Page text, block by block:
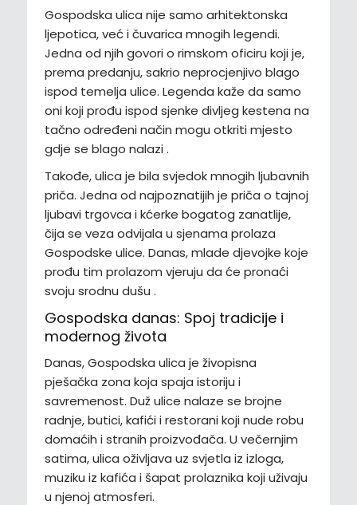
Gospodska ulica nije samo arhitektonska
ljepotica, već i čuvarica mnogih legendi.
Jedna od njih govori o rimskom oficiru koji je,
prema predanju, sakrio neprocjenjivo blago
ispod temelja ulice. Legenda kaže da samo
oni koji prođu ispod sjenke divljeg kestena na
tačno određeni način mogu otkriti mjesto
gdje se blago nalazi .
Takođe, ulica je bila svjedok mnogih ljubavnih
priča. Jedna od najpoznatijih je priča o tajnoj
ljubavi trgovca i kćerke bogatog zanatlije,
čija se veza odvijala u sjenama prolaza
Gospodske ulice. Danas, mlade djevojke koje
prođu tim prolazom vjeruju da će pronaći
svoju srodnu dušu .
Gospodska danas: Spoj tradicije i
modernog života
Danas, Gospodska ulica je živopisna
pješačka zona koja spaja istoriju i
savremenost. Duž ulice nalaze se brojne
radnje, butici, kafići i restorani koji nude robu
domaćih i stranih proizvođača. U večernjim
satima, ulica oživljava uz svjetla iz izloga,
muziku iz kafića i šapat prolaznika koji uživaju
u njenoj atmosferi.